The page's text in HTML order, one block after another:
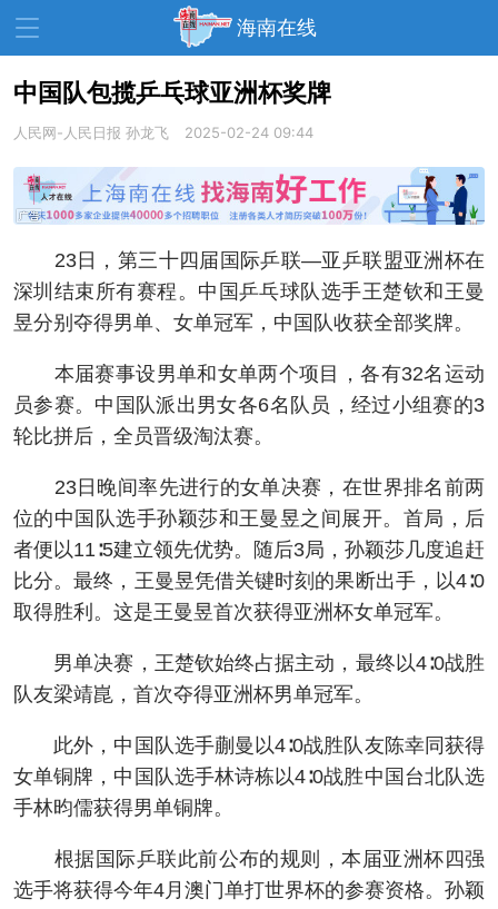
海南在线
资讯中心 热点 旅游
文体 财经
教育 健康 房产
家装 交通 美食
生活 演出 活动
走读海南 周末去哪儿
人才在线 天涯企服
中国队包揽乒乓球亚洲杯奖牌
人民网-人民日报 孙龙飞 2025-02-24 09:44
23日，第三十四届国际乒联—亚乒联盟亚洲杯在
深圳结束所有赛程。中国乒乓球队选手王楚钦和王曼
昱分别夺得男单、女单冠军，中国队收获全部奖牌。
本届赛事设男单和女单两个项目，各有32名运动
员参赛。中国队派出男女各6名队员，经过小组赛的3
轮比拼后，全员晋级淘汰赛。
23日晚间率先进行的女单决赛，在世界排名前两
位的中国队选手孙颖莎和王曼昱之间展开。首局，后
者便以11∶5建立领先优势。随后3局，孙颖莎几度追赶
比分。最终，王曼昱凭借关键时刻的果断出手，以4∶0
取得胜利。这是王曼昱首次获得亚洲杯女单冠军。
男单决赛，王楚钦始终占据主动，最终以4∶0战胜
队友梁靖崑，首次夺得亚洲杯男单冠军。
此外，中国队选手蒯曼以4∶0战胜队友陈幸同获得
女单铜牌，中国队选手林诗栋以4∶0战胜中国台北队选
手林昀儒获得男单铜牌。
根据国际乒联此前公布的规则，本届亚洲杯四强
选手将获得今年4月澳门单打世界杯的参赛资格。孙颖